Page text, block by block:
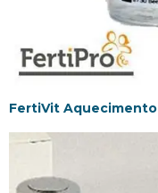
FertiVit Aquecimento